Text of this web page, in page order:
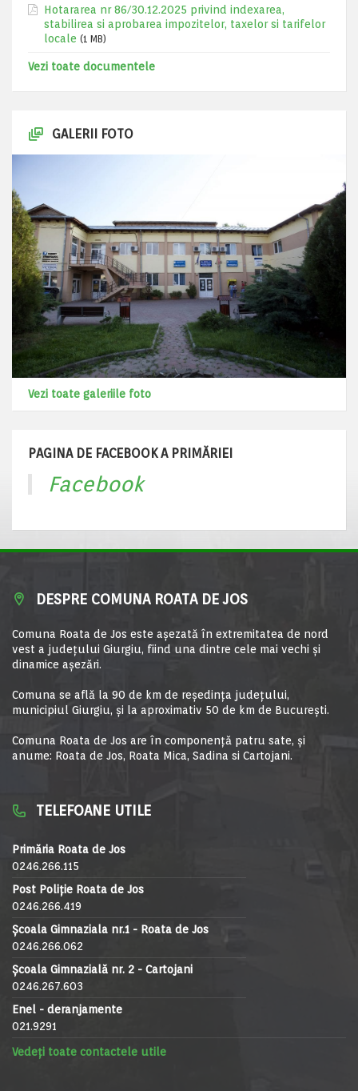
Hotararea nr 86/30.12.2025 privind indexarea,
stabilirea si aprobarea impozitelor, taxelor si tarifelor
locale (1 MB)
Vezi toate documentele
GALERII FOTO
Vezi toate galeriile foto
PAGINA DE FACEBOOK A PRIMĂRIEI
Facebook
DESPRE COMUNA ROATA DE JOS
Comuna Roata de Jos este aşezată în extremitatea de nord
vest a judeţului Giurgiu, fiind una dintre cele mai vechi şi
dinamice aşezări.
Comuna se află la 90 de km de reşedinţa judeţului,
municipiul Giurgiu, şi la aproximativ 50 de km de Bucureşti.
Comuna Roata de Jos are în componență patru sate, și
anume: Roata de Jos, Roata Mica, Sadina si Cartojani.
TELEFOANE UTILE
Primăria Roata de Jos
0246.266.115
Post Poliție Roata de Jos
0246.266.419
Școala Gimnaziala nr.1 - Roata de Jos
0246.266.062
Școala Gimnazială nr. 2 - Cartojani
0246.267.603
Enel - deranjamente
021.9291
Vedeți toate contactele utile